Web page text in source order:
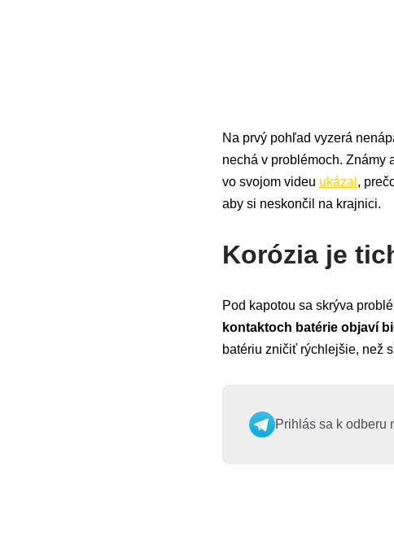
Na prvý pohľad vyzerá
nechá v problémoch. Známy
vo svojom videu ukázal ,
aby si neskončil na krajnici.
Korózia je
Pod kapotou sa skrýva
kontaktoch batérie objaví
batériu zničiť rýchlejšie, než
Prihlás sa k odberu